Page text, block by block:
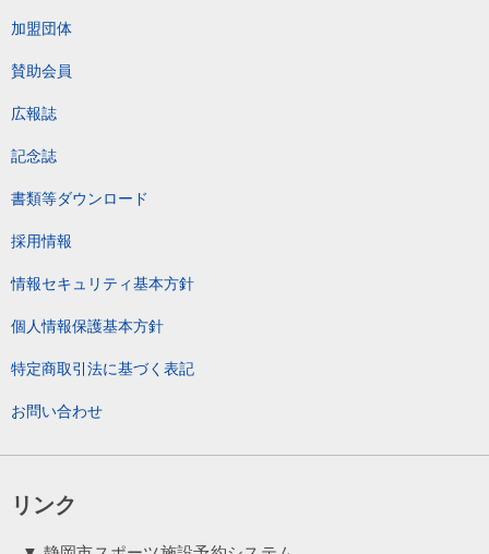
加盟団体
賛助会員
広報誌
記念誌
書類等ダウンロード
採用情報
情報セキュリティ基本方針
個人情報保護基本方針
特定商取引法に基づく表記
お問い合わせ
リンク